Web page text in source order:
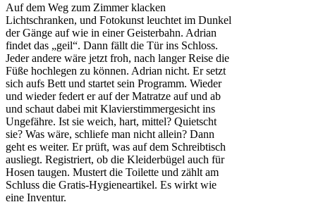
Auf dem Weg zum Zimmer klacken
Lichtschranken, und Fotokunst leuchtet im Dunkel
der Gänge auf wie in einer Geisterbahn. Adrian
findet das „geil“. Dann fällt die Tür ins Schloss.
Jeder andere wäre jetzt froh, nach langer Reise die
Füße hochlegen zu können. Adrian nicht. Er setzt
sich aufs Bett und startet sein Programm. Wieder
und wieder federt er auf der Matratze auf und ab
und schaut dabei mit Klavierstimmergesicht ins
Ungefähre. Ist sie weich, hart, mittel? Quietscht
sie? Was wäre, schliefe man nicht allein? Dann
geht es weiter. Er prüft, was auf dem Schreibtisch
ausliegt. Registriert, ob die Kleiderbügel auch für
Hosen taugen. Mustert die Toilette und zählt am
Schluss die Gratis-Hygieneartikel. Es wirkt wie
eine Inventur.